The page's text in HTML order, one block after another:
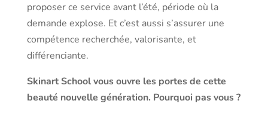
proposer ce service avant l’été, période où la
demande explose. Et c’est aussi s’assurer une
compétence recherchée, valorisante, et
différenciante.
Skinart School vous ouvre les portes de cette
beauté nouvelle génération. Pourquoi pas vous ?